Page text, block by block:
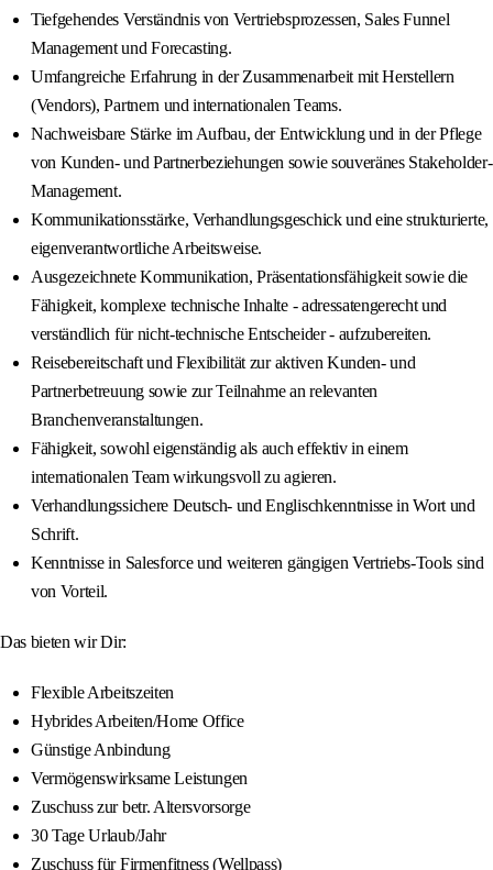
Tiefgehendes Verständnis von Vertriebsprozessen, Sales Funnel
Management und Forecasting.
Umfangreiche Erfahrung in der Zusammenarbeit mit Herstellern
(Vendors), Partnern und internationalen Teams.
Nachweisbare Stärke im Aufbau, der Entwicklung und in der Pflege
von Kunden- und Partnerbeziehungen sowie souveränes Stakeholder-
Management.
Kommunikationsstärke, Verhandlungsgeschick und eine strukturierte,
eigenverantwortliche Arbeitsweise.
Ausgezeichnete Kommunikation, Präsentationsfähigkeit sowie die
Fähigkeit, komplexe technische Inhalte - adressatengerecht und
verständlich für nicht-technische Entscheider - aufzubereiten.
Reisebereitschaft und Flexibilität zur aktiven Kunden- und
Partnerbetreuung sowie zur Teilnahme an relevanten
Branchenveranstaltungen.
Fähigkeit, sowohl eigenständig als auch effektiv in einem
internationalen Team wirkungsvoll zu agieren.
Verhandlungssichere Deutsch- und Englischkenntnisse in Wort und
Schrift.
Kenntnisse in Salesforce und weiteren gängigen Vertriebs-Tools sind
von Vorteil.
Das bieten wir Dir:
Flexible Arbeitszeiten
Hybrides Arbeiten/Home Office
Günstige Anbindung
Vermögenswirksame Leistungen
Zuschuss zur betr. Altersvorsorge
30 Tage Urlaub/Jahr
Zuschuss für Firmenfitness (Wellpass)